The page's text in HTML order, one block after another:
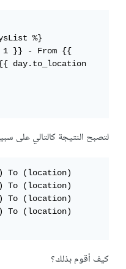
1 }} - From {{
day.to_location
لتصبح النتيجة كالتالي على
To (location)
To (location)
To (location)
To (location)
كيف أقوم بذلك؟